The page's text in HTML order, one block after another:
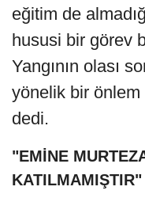
eğitim de
hususi bir görev
Yangının olası
yönelik bir
dedi.
"EMİNE
KATILMAMIŞTIR"